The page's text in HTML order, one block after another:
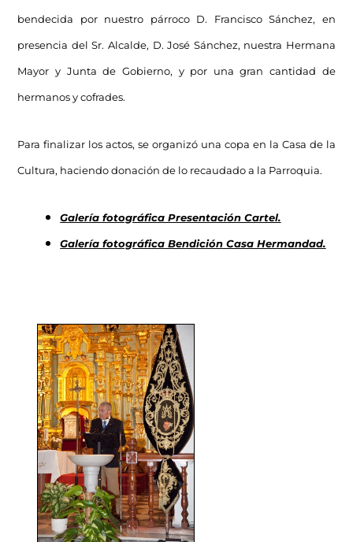
bendecida por nuestro párroco D. Francisco Sánchez, en
presencia del Sr. Alcalde, D. José Sánchez, nuestra Hermana
Mayor y Junta de Gobierno, y por una gran cantidad de
hermanos y cofrades.
Para finalizar los actos, se organizó una copa en la Casa de la
Cultura, haciendo donación de lo recaudado a la Parroquia.
Galería fotográfica Presentación Cartel.
Galería fotográfica Bendición Casa Hermandad.